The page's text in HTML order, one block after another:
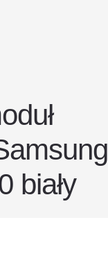
biały